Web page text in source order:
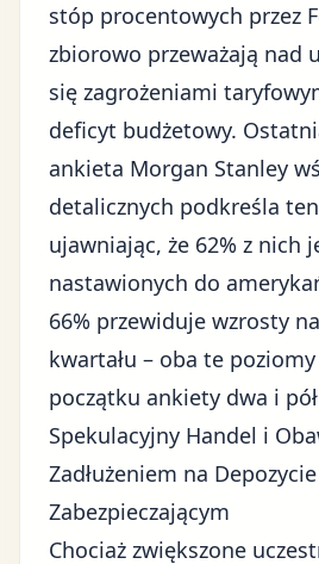
stóp procentowych przez
zbiorowo przeważają nad
się zagrożeniami
deficyt budżetowy.
ankieta Morgan Stanley
detalicznych podkreśla
ujawniając, że 62% z nich
nastawionych do
66% przewiduje wzrosty
kwartału – oba te
początku ankiety dwa i
Spekulacyjny Handel i
Zadłużeniem na Depozycie
Zabezpieczającym
Chociaż zwiększone